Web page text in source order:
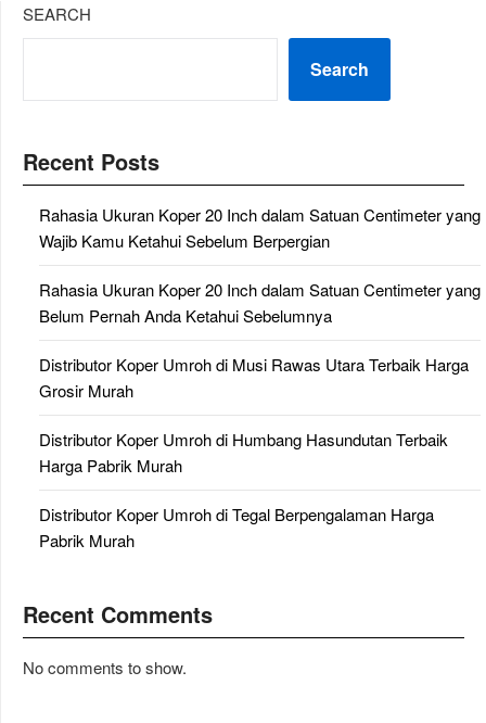
SEARCH
Search
Recent Posts
Rahasia Ukuran Koper 20 Inch dalam Satuan Centimeter yang
Wajib Kamu Ketahui Sebelum Berpergian
Rahasia Ukuran Koper 20 Inch dalam Satuan Centimeter yang
Belum Pernah Anda Ketahui Sebelumnya
Distributor Koper Umroh di Musi Rawas Utara Terbaik Harga
Grosir Murah
Distributor Koper Umroh di Humbang Hasundutan Terbaik
Harga Pabrik Murah
Distributor Koper Umroh di Tegal Berpengalaman Harga
Pabrik Murah
Recent Comments
No comments to show.